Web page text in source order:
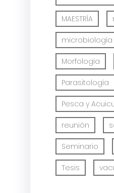
MAESTRÍA
Morfología
Parasitología
Pesca y
reunión
Seminario
Tesis